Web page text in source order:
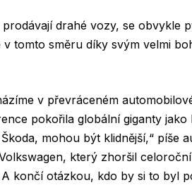
drahé vozy, se obvykle
v tomto směru díky svým velmi
v převráceném
pokořila globální giganty
mohou být klidnější,“ píše
který zhoršil
končí otázkou, kdo by si to byl